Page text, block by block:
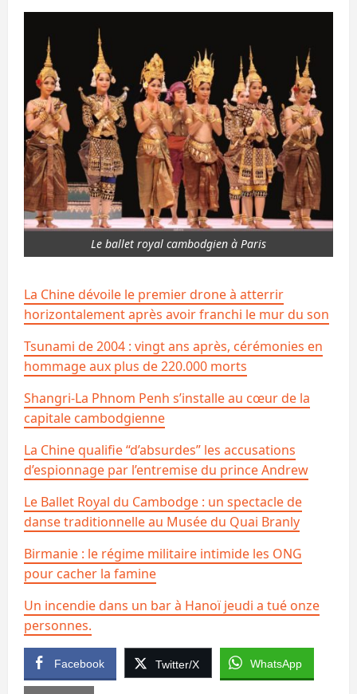
Le ballet royal cambodgien à Paris
La Chine dévoile le premier drone à atterrir
horizontalement après avoir franchi le mur du son
Tsunami de 2004 : vingt ans après, cérémonies en
hommage aux plus de 220.000 morts
Shangri-La Phnom Penh s’installe au cœur de la
capitale cambodgienne
La Chine qualifie “d’absurdes” les accusations
d’espionnage par l’entremise du prince Andrew
Le Ballet Royal du Cambodge : un spectacle de
danse traditionnelle au Musée du Quai Branly
Birmanie : le régime militaire intimide les ONG
pour cacher la famine
Un incendie dans un bar à Hanoï jeudi a tué onze
personnes.
Facebook Twitter/X WhatsApp